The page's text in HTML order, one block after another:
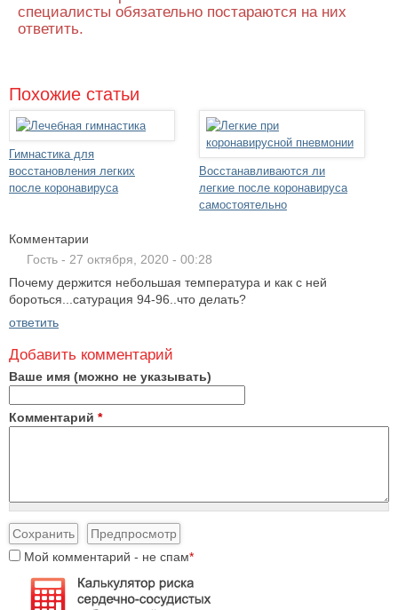
специалисты обязательно постараются на них
ответить.
Похожие статьи
Гимнастика для
восстановления легких
после коронавируса
Восстанавливаются ли
легкие после коронавируса
самостоятельно
Комментарии
Гость - 27 октября, 2020 - 00:28
Почему держится небольшая температура и как с ней
бороться...сатурация 94-96..что делать?
ответить
Добавить комментарий
Ваше имя (можно не указывать)
Комментарий *
Мой комментарий - не спам*